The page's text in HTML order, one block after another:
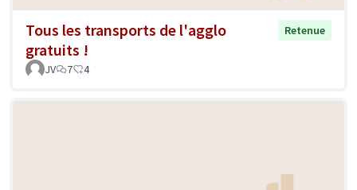
Tous les transports de l'agglo
gratuits !
Retenue
JV 7 4